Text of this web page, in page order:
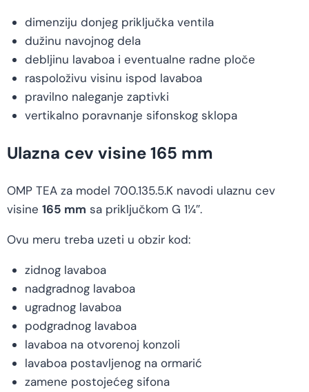
dimenziju donjeg priključka ventila
dužinu navojnog dela
debljinu lavaboa i eventualne radne ploče
raspoloživu visinu ispod lavaboa
pravilno naleganje zaptivki
vertikalno poravnanje sifonskog sklopa
Ulazna cev visine 165 mm
OMP TEA za model 700.135.5.K navodi ulaznu cev
visine 165 mm sa priključkom G 1¼″.
Ovu meru treba uzeti u obzir kod:
zidnog lavaboa
nadgradnog lavaboa
ugradnog lavaboa
podgradnog lavaboa
lavaboa na otvorenoj konzoli
lavaboa postavljenog na ormarić
zamene postojećeg sifona